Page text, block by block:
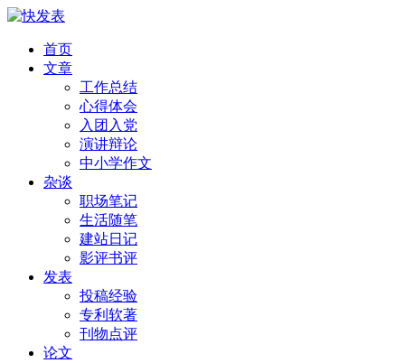
首页
文章
工作总结
心得体会
入团入党
演讲辩论
中小学作文
杂谈
职场笔记
生活随笔
建站日记
影评书评
发表
投稿经验
专利软著
刊物点评
论文